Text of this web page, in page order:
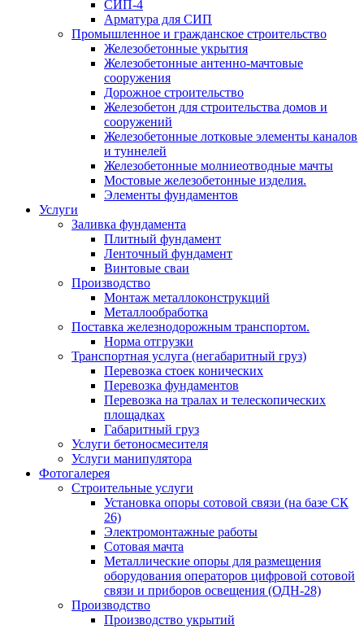
СИП-4
Арматура для СИП
Промышленное и гражданское строительство
Железобетонные укрытия
Железобетонные антенно-мачтовые
сооружения
Дорожное строительство
Железобетон для строительства домов и
сооружений
Железобетонные лотковые элементы каналов
и туннелей
Железобетонные молниеотводные мачты
Мостовые железобетонные изделия.
Элементы фундаментов
Услуги
Заливка фундамента
Плитный фундамент
Ленточный фундамент
Винтовые сваи
Производство
Монтаж металлоконструкций
Металлообработка
Поставка железнодорожным транспортом.
Норма отгрузки
Транспортная услуга (негабаритный груз)
Перевозка стоек конических
Перевозка фундаментов
Перевозка на тралах и телескопических
площадках
Габаритный груз
Услуги бетоносмесителя
Услуги манипулятора
Фотогалерея
Строительные услуги
Установка опоры сотовой связи (на базе СК
26)
Электромонтажные работы
Сотовая мачта
Металлические опоры для размещения
оборудования операторов цифровой сотовой
связи и приборов освещения (ОДН-28)
Производство
Производство укрытий